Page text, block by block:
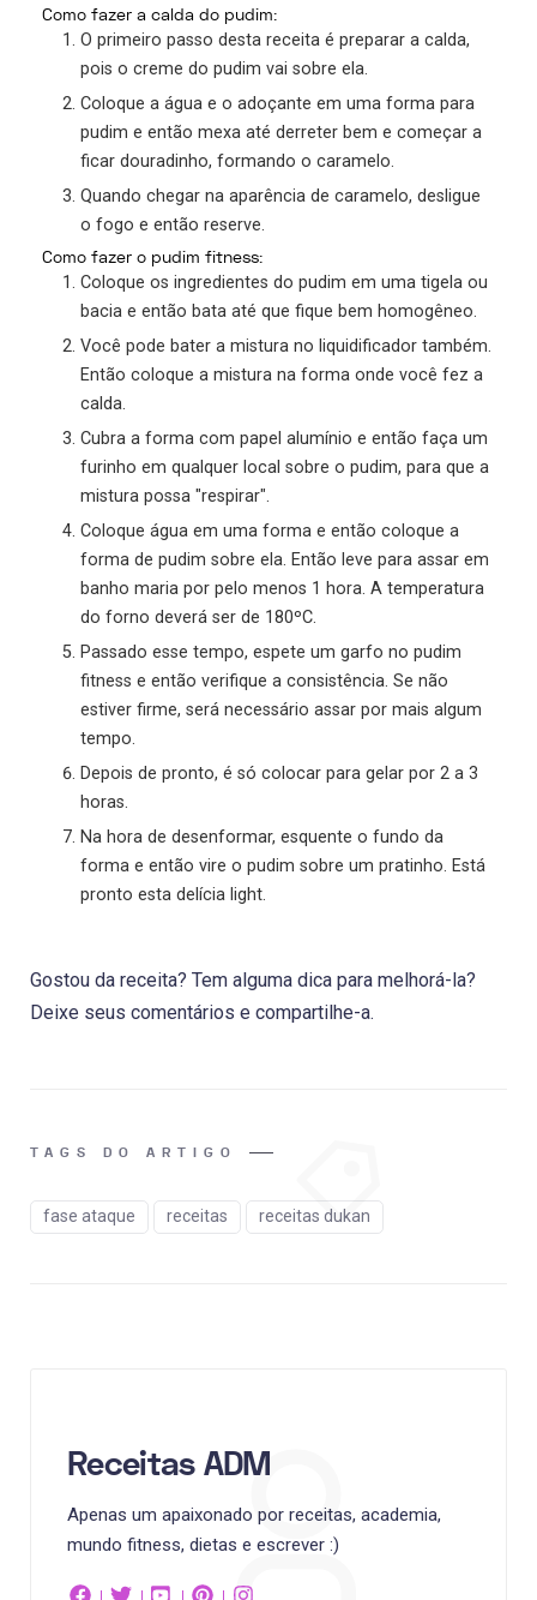
Como fazer a calda do pudim:
O primeiro passo desta receita é preparar a calda,
pois o creme do pudim vai sobre ela.
Coloque a água e o adoçante em uma forma para
pudim e então mexa até derreter bem e começar a
ficar douradinho, formando o caramelo.
Quando chegar na aparência de caramelo, desligue
o fogo e então reserve.
Como fazer o pudim fitness:
Coloque os ingredientes do pudim em uma tigela ou
bacia e então bata até que fique bem homogêneo.
Você pode bater a mistura no liquidificador também.
Então coloque a mistura na forma onde você fez a
calda.
Cubra a forma com papel alumínio e então faça um
furinho em qualquer local sobre o pudim, para que a
mistura possa "respirar".
Coloque água em uma forma e então coloque a
forma de pudim sobre ela. Então leve para assar em
banho maria por pelo menos 1 hora. A temperatura
do forno deverá ser de 180ºC.
Passado esse tempo, espete um garfo no pudim
fitness e então verifique a consistência. Se não
estiver firme, será necessário assar por mais algum
tempo.
Depois de pronto, é só colocar para gelar por 2 a 3
horas.
Na hora de desenformar, esquente o fundo da
forma e então vire o pudim sobre um pratinho. Está
pronto esta delícia light.
Gostou da receita? Tem alguma dica para melhorá-la?
Deixe seus comentários e compartilhe-a.
TAGS DO ARTIGO
fase ataque receitas receitas dukan
Receitas ADM
Apenas um apaixonado por receitas, academia,
mundo fitness, dietas e escrever :)